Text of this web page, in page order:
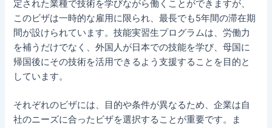
定された業種で技術を学びながら働くことができますが、
このビザは一時的な雇用に限られ、最長でも5年間の滞在期
間が設けられています。技能実習生プログラムは、労働力
を補うだけでなく、外国人が日本での技能を学び、母国に
帰国後にその技術を活用できるよう支援することを目的と
しています。
それぞれのビザには、目的や条件が異なるため、企業は自
社のニーズに合ったビザを選択することが重要です。ま